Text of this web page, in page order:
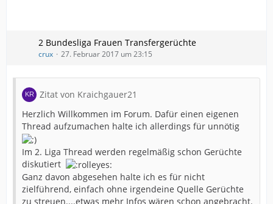
2 Bundesliga Frauen Transfergerüchte
crux 27. Februar 2017 um 23:15
Zitat von Kraichgauer21
Herzlich Willkommen im Forum. Dafür einen eigenen
Thread aufzumachen halte ich allerdings für unnötig
Im 2. Liga Thread werden regelmäßig schon Gerüchte
diskutiert
Ganz davon abgesehen halte ich es für nicht
zielführend, einfach ohne irgendeine Quelle Gerüchte
zu streuen....etwas mehr Infos wären schon angebracht.